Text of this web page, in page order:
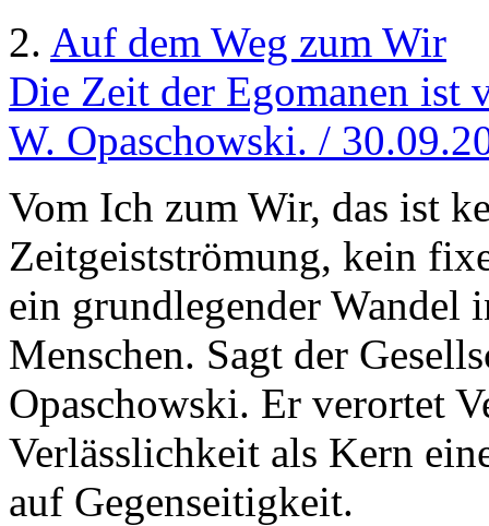
2. Auf dem Weg zum Wir
Die Zeit der Egomanen
W. Opaschowski. /
Vom Ich zum Wir, das ist
Zeitgeistströmung, kein
ein grundlegender Wandel
Menschen. Sagt der
Opaschowski. Er verortet
Verlässlichkeit als Kern
auf Gegenseitigkeit.